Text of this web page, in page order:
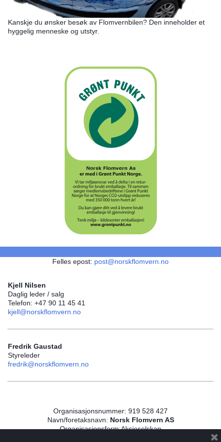
Kanskje du ønsker besøk av Flomvernbilen? Den inneholder et
hyggelig menneske og utstyr.
Felles epost: post@norskflomvern.no
Kjell Nilsen
Daglig leder / salg
Telefon: +47 90 11 45 41
kjell@norskflomvern.no
Fredrik Gaustad
Styreleder
fredrik@norskflomvern.no
Organisasjonsnummer: 919 528 427
Navn/foretaksnavn: Norsk Flomvern AS
Organisasjonsform:Aksjeselskap